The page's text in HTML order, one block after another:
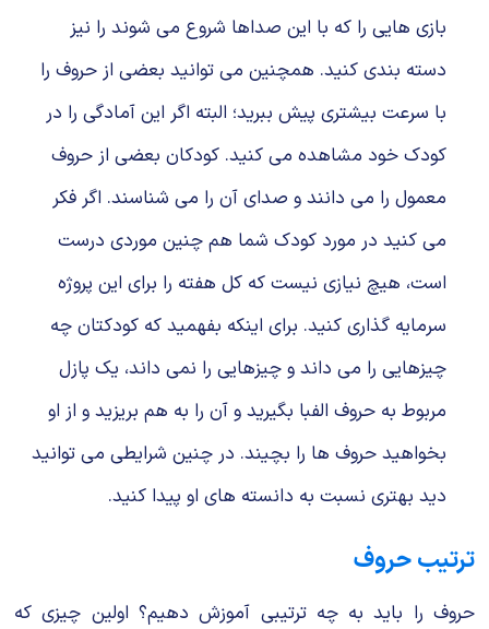
بازی هایی را که با این صداها شروع می شوند را نیز
دسته بندی کنید. همچنین می توانید بعضی از حروف را
با سرعت بیشتری پیش ببرید؛ البته اگر این آمادگی را در
کودک خود مشاهده می کنید. کودکان بعضی از حروف
معمول را می‌ دانند و صدای آن را می‌ شناسند. اگر فکر
می‌ کنید در مورد کودک شما هم چنین موردی درست
است، هیچ نیازی نیست که کل هفته را برای این پروژه
سرمایه گذاری کنید. برای اینکه بفهمید که کودکتان چه
چیزهایی را می داند و چیزهایی را نمی داند، یک پازل
مربوط به حروف الفبا بگیرید و آن را به هم بریزید و از او
بخواهید حروف ها را بچیند. در چنین شرایطی می توانید
دید بهتری نسبت به دانسته‌ های او پیدا کنید.
ترتیب حروف
حروف را باید به چه ترتیبی آموزش دهیم؟ اولین چیزی که